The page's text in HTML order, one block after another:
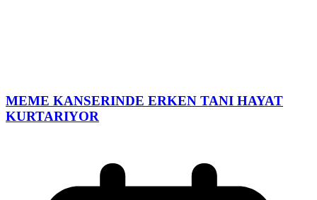
MEME KANSERINDE ERKEN TANI HAYAT
KURTARIYOR